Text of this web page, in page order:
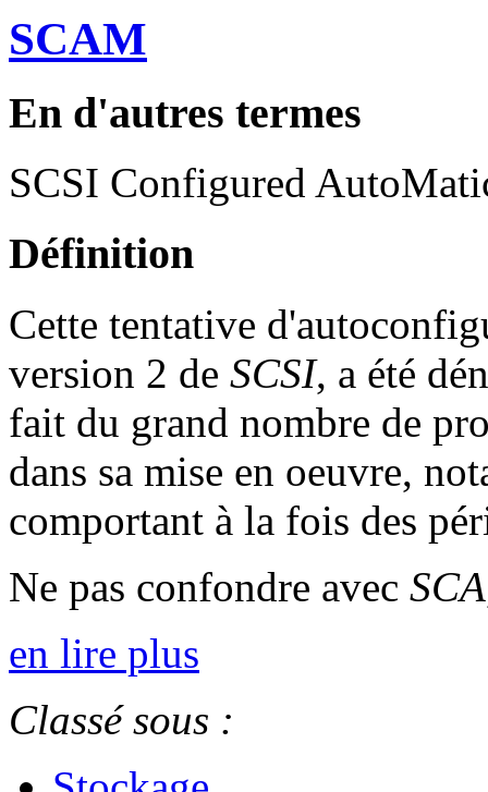
SCAM
En d'autres termes
SCSI Configured
Définition
Cette tentative
version 2 de SCSI, a été
fait du grand nombre de
dans sa mise en oeuvre,
comportant à la fois des
Ne pas confondre avec SCA
en lire plus
Classé sous :